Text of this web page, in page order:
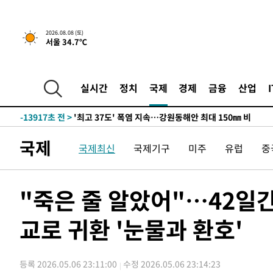
2026.08.08 (토)
서울 34.7℃
실시간 정치 국제 경제 금융 산업
-7043초 전 > [속보]뉴욕증시 상승 마감…S&P 0.6% 나스닥 1.3%↑
주 날씨]
-26779초 전 >
축구협회 "압수수색·성접대 논란 사과…쇄신의 기회로
-25296초 전 >
송"
-13917초 전 > '최고 37도' 폭염 지속…강원동해안 최대 150㎜ 비
-29761초 전 >
극한폭염 한풀 꺾이지만…'낮 최고 35도' 무더위, 열대
-26779초 전 >축구협회 "압수수색·성접대 논란 사과…쇄신의 기회로
송"
-13917초 전 >'최고 37도' 폭염 지속…강원동해안 최대 150㎜ 비
-7043초 전 >
[속보]뉴욕증시 상승 마감…S&P 0.6% 나스닥 1.3%↑
국제 국제최신 국제기구 미주 유럽
"죽은 줄 알았어"…42일
교로 귀환 '눈물과 환호'
등록 2026.05.06 23:11:00 수정 2026.05.06 23:14:23